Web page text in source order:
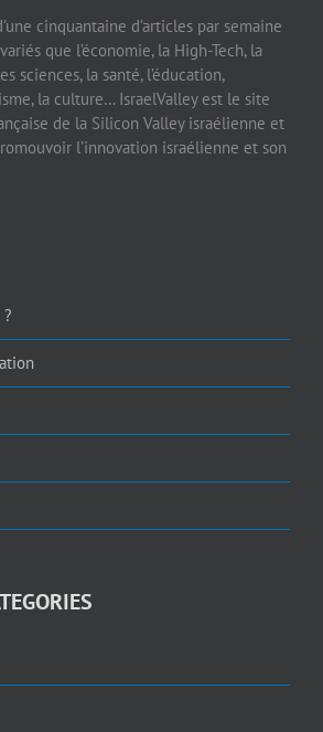
cinquantaine d’articles par semaine
que l’économie, la High-Tech, la
sciences, la santé, l’éducation,
la culture… IsraelValley est le site
de la Silicon Valley israélienne et
l’innovation israélienne et son